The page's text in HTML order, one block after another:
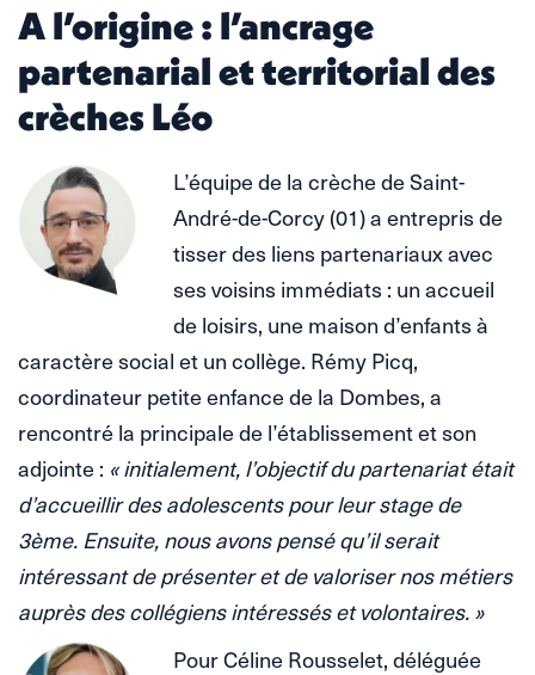
A l’origine : l’ancrage
partenarial et territorial des
crèches Léo
L’équipe de la crèche de Saint-
André-de-Corcy (01) a entrepris de
tisser des liens partenariaux avec
ses voisins immédiats : un accueil
de loisirs, une maison d’enfants à
caractère social et un collège. Rémy Picq,
coordinateur petite enfance de la Dombes, a
rencontré la principale de l’établissement et son
adjointe : « initialement, l’objectif du partenariat était
d’accueillir des adolescents pour leur stage de
3ème. Ensuite, nous avons pensé qu’il serait
intéressant de présenter et de valoriser nos métiers
auprès des collégiens intéressés et volontaires. »
Pour Céline Rousselet, déléguée